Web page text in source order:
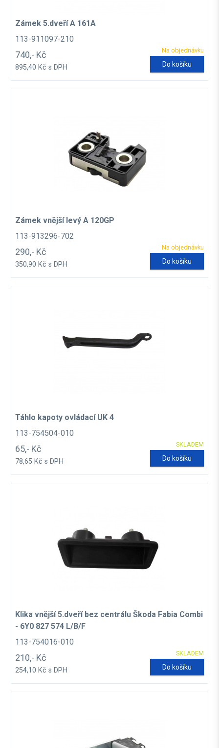
Zámek 5.dveří A 161A
113-911097-210
Na objednávku
740,- Kč
895,40 Kč s DPH Do košíku
Zámek vnější levý A 120GP
113-913296-702
Na objednávku
290,- Kč
350,90 Kč s DPH Do košíku
Táhlo kapoty ovládací UK 4
113-754504-010
SKLADEM
65,- Kč
78,65 Kč s DPH Do košíku
Klika vnější 5.dveří bez centrálu Škoda Fabia Combi
- 6Y0 827 574 L/B/F
113-754016-010
SKLADEM
210,- Kč
254,10 Kč s DPH Do košíku